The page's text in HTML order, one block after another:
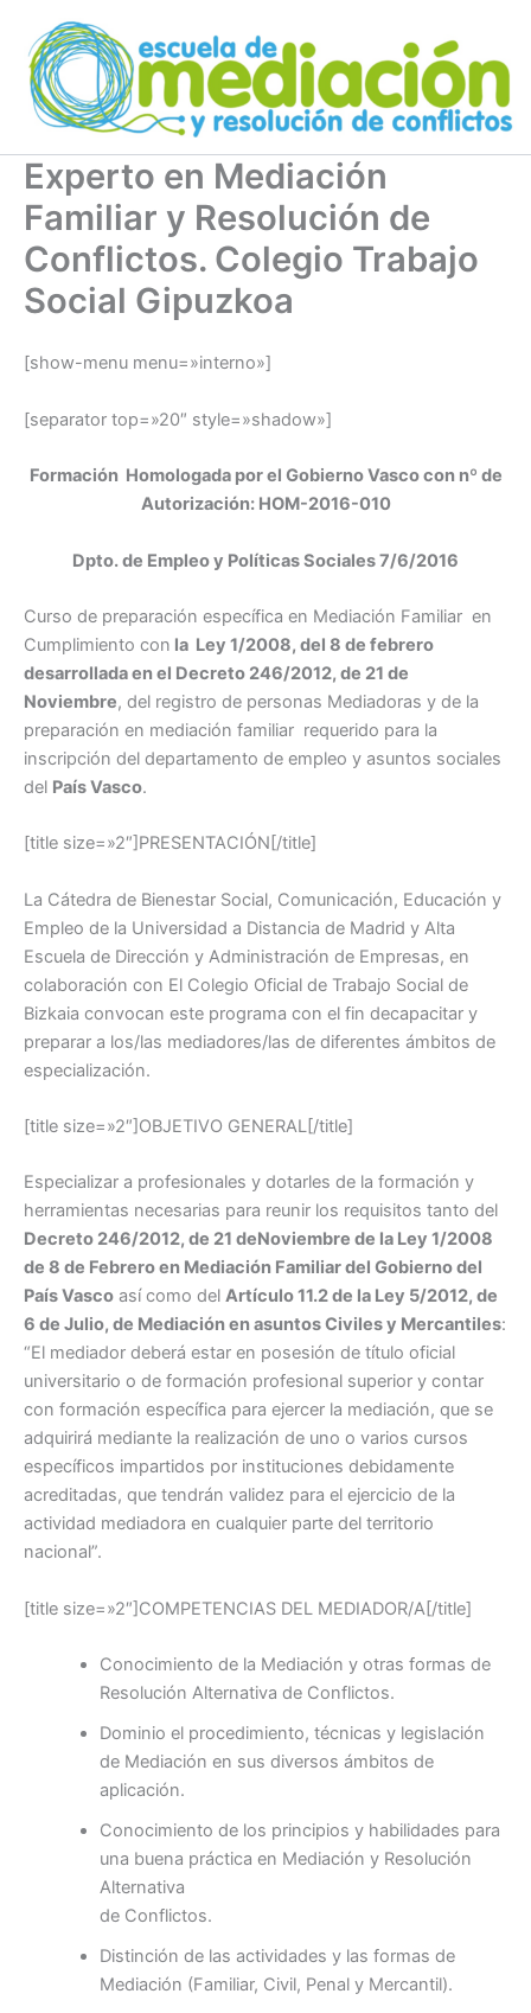
contenido
Experto en Mediación
Familiar y Resolución de
Conflictos. Colegio Trabajo
Social Gipuzkoa
[show-menu menu=»interno»]
[separator top=»20″ style=»shadow»]
Formación Homologada por el Gobierno Vasco con nº de
Autorización: HOM-2016-010
Dpto. de Empleo y Políticas Sociales 7/6/2016
Curso de preparación específica en Mediación Familiar en
Cumplimiento con la Ley 1/2008, del 8 de febrero
desarrollada en el Decreto 246/2012, de 21 de
Noviembre, del registro de personas Mediadoras y de la
preparación en mediación familiar requerido para la
inscripción del departamento de empleo y asuntos sociales
del País Vasco.
[title size=»2″]PRESENTACIÓN[/title]
La Cátedra de Bienestar Social, Comunicación, Educación y
Empleo de la Universidad a Distancia de Madrid y Alta
Escuela de Dirección y Administración de Empresas, en
colaboración con El Colegio Oficial de Trabajo Social de
Bizkaia convocan este programa con el fin decapacitar y
preparar a los/las mediadores/las de diferentes ámbitos de
especialización.
[title size=»2″]OBJETIVO GENERAL[/title]
Especializar a profesionales y dotarles de la formación y
herramientas necesarias para reunir los requisitos tanto del
Decreto 246/2012, de 21 deNoviembre de la Ley 1/2008
de 8 de Febrero en Mediación Familiar del Gobierno del
País Vasco así como del Artículo 11.2 de la Ley 5/2012, de
6 de Julio, de Mediación en asuntos Civiles y Mercantiles:
“El mediador deberá estar en posesión de título oficial
universitario o de formación profesional superior y contar
con formación específica para ejercer la mediación, que se
adquirirá mediante la realización de uno o varios cursos
específicos impartidos por instituciones debidamente
acreditadas, que tendrán validez para el ejercicio de la
actividad mediadora en cualquier parte del territorio
nacional”.
[title size=»2″]COMPETENCIAS DEL MEDIADOR/A[/title]
Conocimiento de la Mediación y otras formas de
Resolución Alternativa de Conflictos.
Dominio el procedimiento, técnicas y legislación
de Mediación en sus diversos ámbitos de
aplicación.
Conocimiento de los principios y habilidades para
una buena práctica en Mediación y Resolución
Alternativa
de Conflictos.
Distinción de las actividades y las formas de
Mediación (Familiar, Civil, Penal y Mercantil).